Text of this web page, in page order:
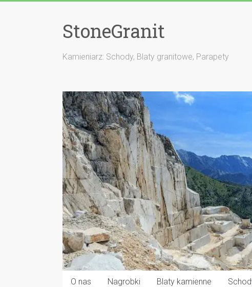
StoneGranit
Kamieniarz: Schody, Blaty granitowe, Parapety
O nas Nagrobki Blaty kamienne